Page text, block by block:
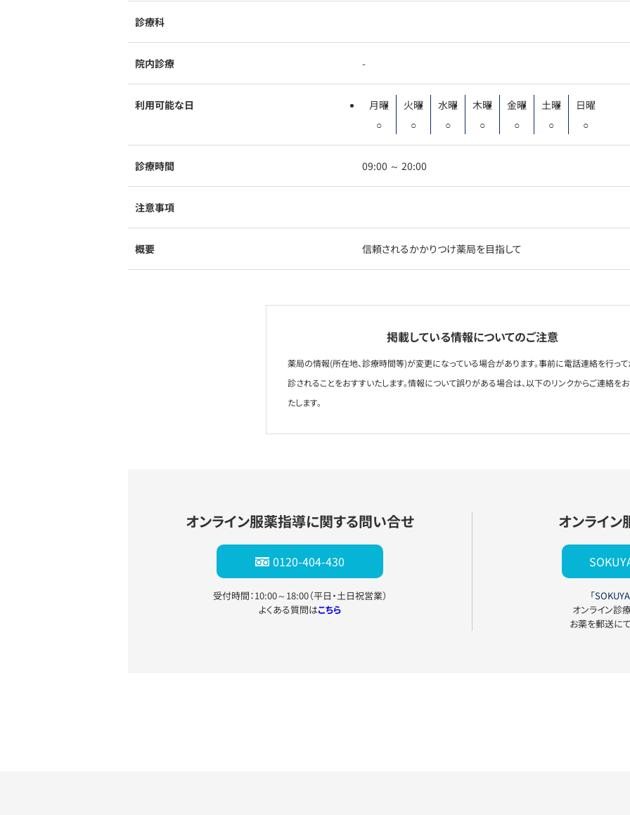
診療科
院内診療 -
利用可能な日
月曜
○
火曜
○
水曜
○
木曜
○
金曜
○
土曜
○
日曜
○
診療時間 09:00 ～ 20:00
注意事項
概要 信頼されるかかりつけ薬局を目指して
掲載している情報についてのご注意
薬局の情報(所在地、診療時間等)が変更になっている場合があります。事前に電話連絡を行っ
診されることをおすすいたします。情報について誤りがある場合は、以下のリンクからご連絡を
たします。
オンライン服薬指導に関する問い合せ
0120-404-430
受付時間：10:00～18:00（平日・土日祝営業）
よくある質問はこちら
オンライ
「
オンライン診
お薬を郵送に